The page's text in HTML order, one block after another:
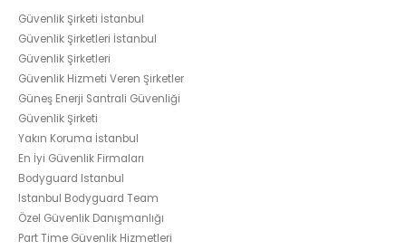
Güvenlik Şirketi İstanbul
Güvenlik Şirketleri İstanbul
Güvenlik Şirketleri
Güvenlik Hizmeti Veren Şirketler
Güneş Enerji Santrali Güvenliği
Güvenlik Şirketi
Yakın Koruma İstanbul
En İyi Güvenlik Firmaları
Bodyguard Istanbul
Istanbul Bodyguard Team
Özel Güvenlik Danışmanlığı
Part Time Güvenlik Hizmetleri